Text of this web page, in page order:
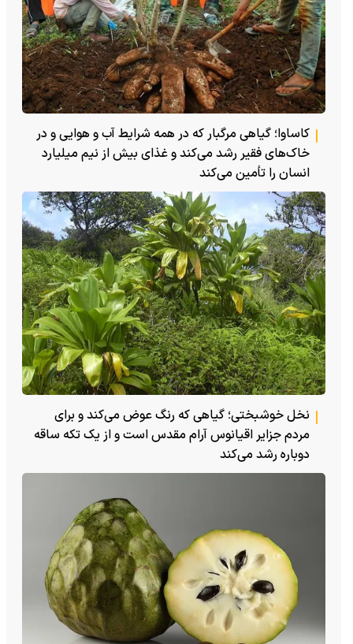
کاساوا؛ گیاهی مرگبار که در همه شرایط آب و هوایی و در
خاک‌های فقیر رشد می‌کند و غذای بیش از نیم میلیارد
انسان را تأمین می‌کند
نخل خوشبختی؛ گیاهی که رنگ عوض می‌کند و برای
مردم جزایر اقیانوس آرام مقدس است و از یک تکه ساقه
دوباره رشد می‌کند